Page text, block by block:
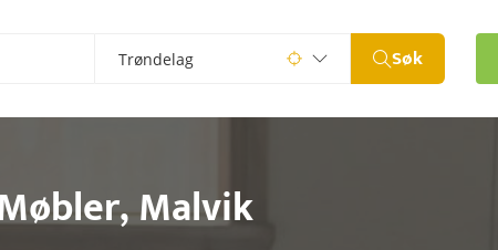
Søk
,Malvik